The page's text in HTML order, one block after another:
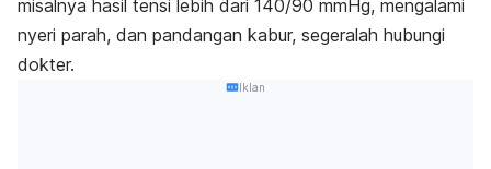
misalnya hasil tensi lebih dari 140/90 mmHg, mengalami
nyeri parah, dan pandangan kabur, segeralah hubungi
dokter.
Iklan